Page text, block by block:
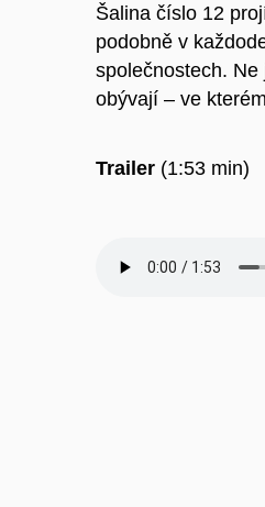
Šalina číslo 12
podobně v
společnostech.
obývají – ve
Trailer (1:53 min)